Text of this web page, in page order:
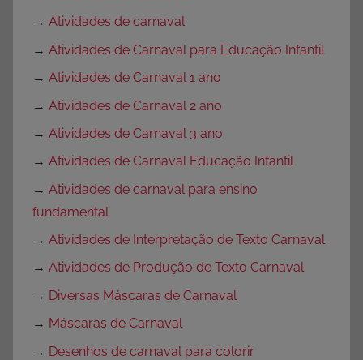
→ Atividades de carnaval
→ Atividades de Carnaval para Educação Infantil
→ Atividades de Carnaval 1 ano
→ Atividades de Carnaval 2 ano
→ Atividades de Carnaval 3 ano
→ Atividades de Carnaval Educação Infantil
→ Atividades de carnaval para ensino
fundamental
→ Atividades de Interpretação de Texto Carnaval
→ Atividades de Produção de Texto Carnaval
→ Diversas Máscaras de Carnaval
→ Máscaras de Carnaval
→ Desenhos de carnaval para colorir